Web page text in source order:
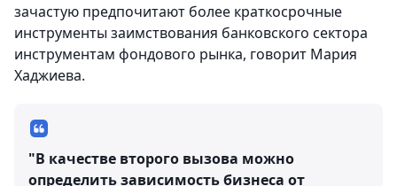
зачастую предпочитают более краткосрочные
инструменты заимствования банковского сектора
инструментам фондового рынка, говорит Мария
Хаджиева.
"В качестве второго вызова можно
определить зависимость бизнеса от